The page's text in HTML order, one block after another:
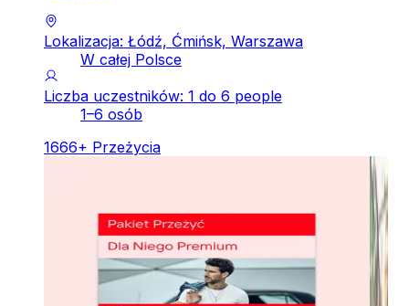
Lokalizacja: Łódź, Ćmińsk, Warszawa
W całej Polsce
Liczba uczestników: 1 do 6 people
1–6 osób
1666+ Przeżycia